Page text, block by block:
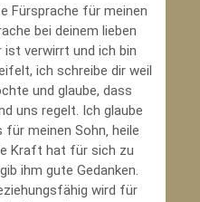
Fürsprache für meinen
bei deinem lieben
ist verwirrt und ich bin
ich schreibe dir weil
und glaube, dass
uns regelt. Ich glaube
meinen Sohn‚ heile
Kraft hat für sich zu
ihm gute Gedanken.
wird für